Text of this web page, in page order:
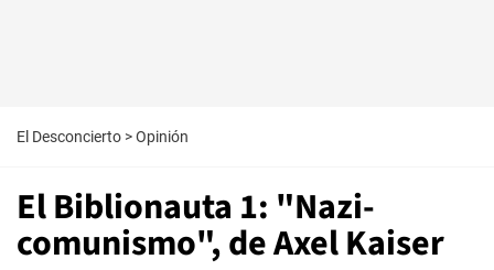
El Desconcierto >Opinión
El Biblionauta 1: "Nazi-
comunismo", de Axel Kaiser